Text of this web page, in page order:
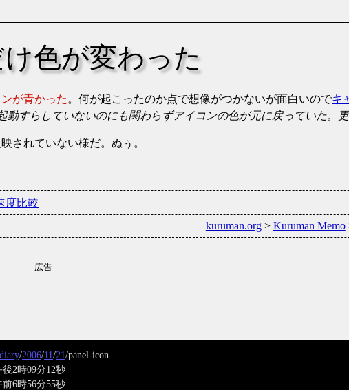
け色が変わった
が青かった 。何が起こったのか点で想像がつかないが面白いのでキ
動すらしていないのにも関わらずアイコンの色が元に戻っていた。
されていない様だ。ぬぅ。
度比較
kuruman.org> Kuruman Memo
diary/2006/11/21/panel-icon
後2時09分12秒
前6時56分55秒